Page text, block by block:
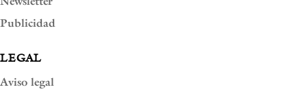
Publicidad
LEGAL
Aviso legal